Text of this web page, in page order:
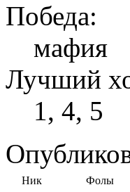
Победа:
мафия
Лучший
1, 4, 5
Ник Фолы